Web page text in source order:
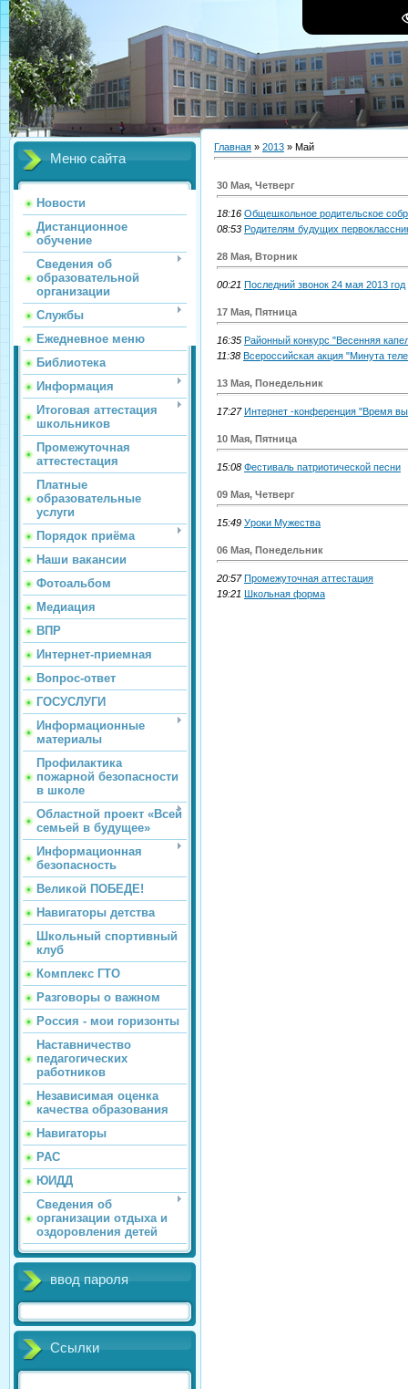
Меню сайта
Новости
Дистанционное
обучение
Сведения об
образовательной
организации
Службы
Ежедневное меню
Библиотека
Информация
Итоговая аттестация
школьников
Промежуточная
аттестестация
Платные
образовательные
услуги
Порядок приёма
Наши вакансии
Фотоальбом
Медиация
ВПР
Интернет-приемная
Вопрос-ответ
ГОСУСЛУГИ
Информационные
материалы
Профилактика
пожарной безопасности
в школе
Областной проект «Всей
семьей в будущее»
Информационная
безопасность
Великой ПОБЕДЕ!
Навигаторы детства
Школьный спортивный
клуб
Комплекс ГТО
Разговоры о важном
Россия - мои горизонты
Наставничество
педагогических
работников
Независимая оценка
качества образования
Навигаторы
РАС
ЮИДД
Сведения об
организации отдыха и
оздоровления детей
ввод пароля
Ссылки
Главная » 2013 » Май
30 Мая, Четверг
18:16 Общешкольное родительское
08:53 Родителям будущих
28 Мая, Вторник
00:21 Последний звонок 24 мая 2013 год
17 Мая, Пятница
16:35 Районный конкурс "Весенняя
11:38 Всероссийская акция "Минута
13 Мая, Понедельник
17:27 Интернет -конференция "Время
10 Мая, Пятница
15:08 Фестиваль патриотической песни
09 Мая, Четверг
15:49 Уроки Мужества
06 Мая, Понедельник
20:57 Промежуточная аттестация
19:21 Школьная форма